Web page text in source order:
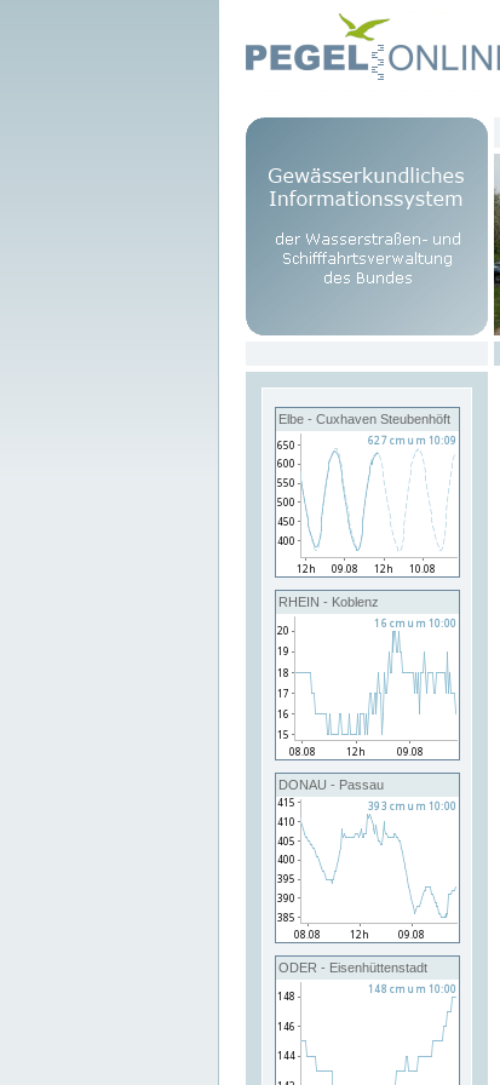
Elbe - Cuxhaven Steubenhöft
RHEIN - Koblenz
DONAU - Passau
ODER - Eisenhüttenstadt